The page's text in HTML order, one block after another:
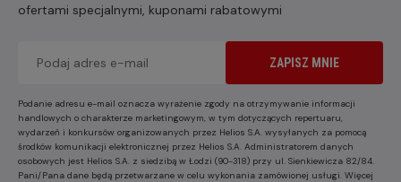
ofertami specjalnymi, kuponami rabatowymi
ZAPISZ MNIE
Podanie adresu e-mail oznacza wyrażenie zgody na otrzymywanie informacji
handlowych o charakterze marketingowym, w tym dotyczących repertuaru,
wydarzeń i konkursów organizowanych przez Helios S.A. wysyłanych za pomocą
środków komunikacji elektronicznej przez Helios S.A. Administratorem danych
osobowych jest Helios S.A. z siedzibą w Łodzi (90-318) przy ul. Sienkiewicza 82/84.
Pani/Pana dane będą przetwarzane w celu wykonania zamówionej usługi. Więcej